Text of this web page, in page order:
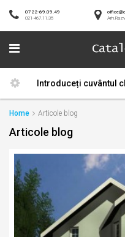
0722-69.09.49
021-467.11.35
Home Articole blog
Articole blog